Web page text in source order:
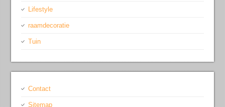
Lifestyle
raamdecoratie
Tuin
Contact
Sitemap